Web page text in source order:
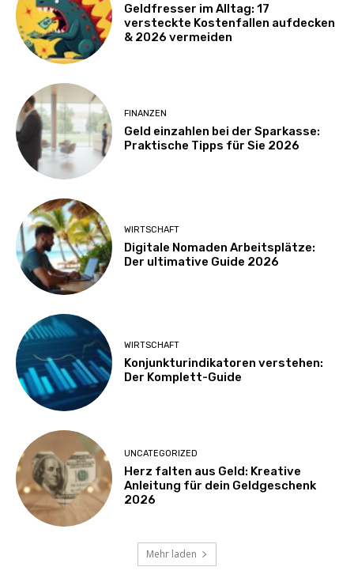
Geldfresser im Alltag: 17
versteckte Kostenfallen aufdecken
& 2026 vermeiden
FINANZEN
Geld einzahlen bei der Sparkasse:
Praktische Tipps für Sie 2026
WIRTSCHAFT
Digitale Nomaden Arbeitsplätze:
Der ultimative Guide 2026
WIRTSCHAFT
Konjunkturindikatoren verstehen:
Der Komplett-Guide
UNCATEGORIZED
Herz falten aus Geld: Kreative
Anleitung für dein Geldgeschenk
2026
Mehr laden